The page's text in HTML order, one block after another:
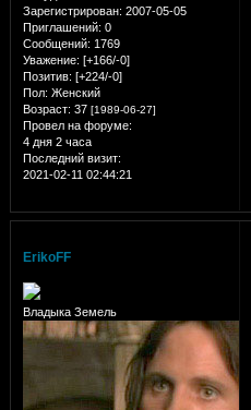
Зарегистрирован: 2007-05-05
Приглашений: 0
Сообщений: 1769
Уважение: [+166/-0]
Позитив: [+224/-0]
Пол: Женский
Возраст: 37 [1989-06-27]
Провел на форуме:
4 дня 2 часа
Последний визит:
2021-02-11 02:44:21
ErikoFF
Владыка Земель